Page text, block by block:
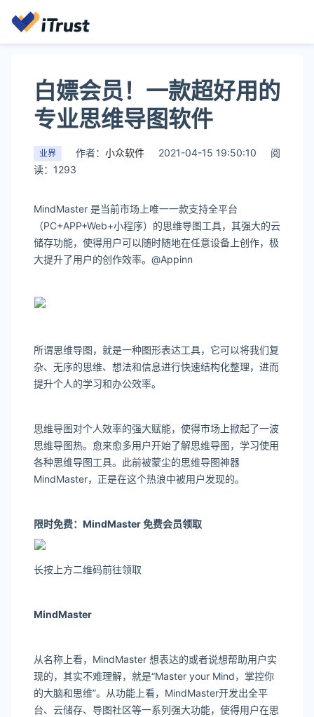
白嫖会员！一款超好用的
专业思维导图软件
业界 作者： 小众软件 2021-04-15 19:50:10
阅
读：1293
MindMaster 是当前市场上唯一一款支持全平台
（PC+APP+Web+小程序）的思维导图工具，其强大的云
储存功能，使得用户可以随时随地在任意设备上创作，极
大提升了用户的创作效率。@Appinn
所谓思维导图，就是一种图形表达工具，它可以将我们复
杂、无序的思维、想法和信息进行快速结构化整理，进而
提升个人的学习和办公效率。
思维导图对个人效率的强大赋能，使得市场上掀起了一波
思维导图热。愈来愈多用户开始了解思维导图，学习使用
各种思维导图工具。此前被蒙尘的思维导图神器
MindMaster，正是在这个热浪中被用户发现的。
限时免费： MindMaster 免费会员领取
长按上方二维码前往领取
MindMaster
从名称上看，MindMaster 想表达的或者说想帮助用户实
现的，其实不难理解，就是“Master your Mind，掌控你
的大脑和思维”。从功能上看，MindMaster开发出全平
台、云储存、导图社区等一系列强大功能，使得用户在思